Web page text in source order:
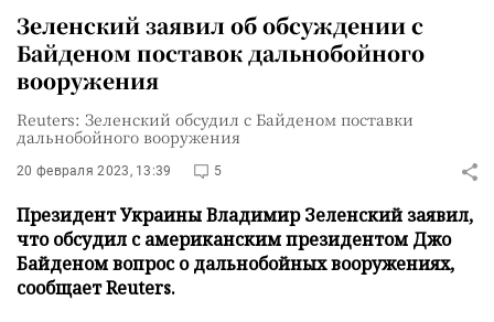
Зеленский заявил об обсуждении с
Байденом поставок дальнобойного
вооружения
Reuters: Зеленский обсудил с Байденом поставки
дальнобойного вооружения
20 февраля 2023, 13:39 5
Президент Украины Владимир Зеленский заявил,
что обсудил с американским президентом Джо
Байденом вопрос о дальнобойных вооружениях,
сообщает Reuters.